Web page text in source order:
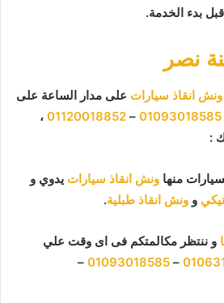
بدء الخدمة.
نصر
ونش انقاذ سيارات على مدار الساعة على
01093018585
–
01120018852 ،
:
منها ونش انقاذ سيارات يدوي و
و ونش انقاذ طبلية.
و ننتظر مكالمتكم فى اى وقت علي
–
01093018585
–